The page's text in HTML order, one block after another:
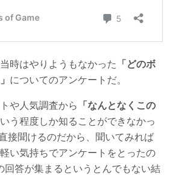
時はやりようもなかった
「どのボ
についてのアンケートだ。
や人気調査から
「なんとなくこの
う程度しか知ることができなかっ
接聞けるのだから、聞いてみれば
い気持ちでアンケートをとったの
回答が集まるというとんでもない結